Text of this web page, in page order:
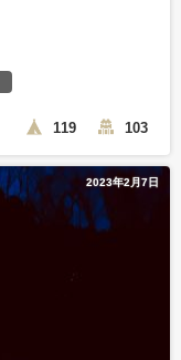
119 103
2023年2月7日